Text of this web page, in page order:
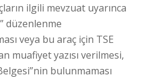
ilgili mevzuat uyarınca
düzenlenme
veya bu araç için TSE
muafiyet yazısı verilmesi,
bulunmaması